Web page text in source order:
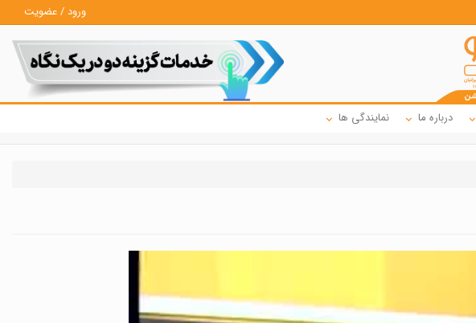
ورود / عضویت
درباره ما نمایندگی ها